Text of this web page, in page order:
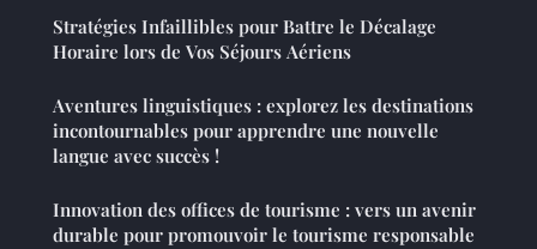
Stratégies Infaillibles pour Battre le Décalage
Horaire lors de Vos Séjours Aériens
Aventures linguistiques : explorez les destinations
incontournables pour apprendre une nouvelle
langue avec succès !
Innovation des offices de tourisme : vers un avenir
durable pour promouvoir le tourisme responsable